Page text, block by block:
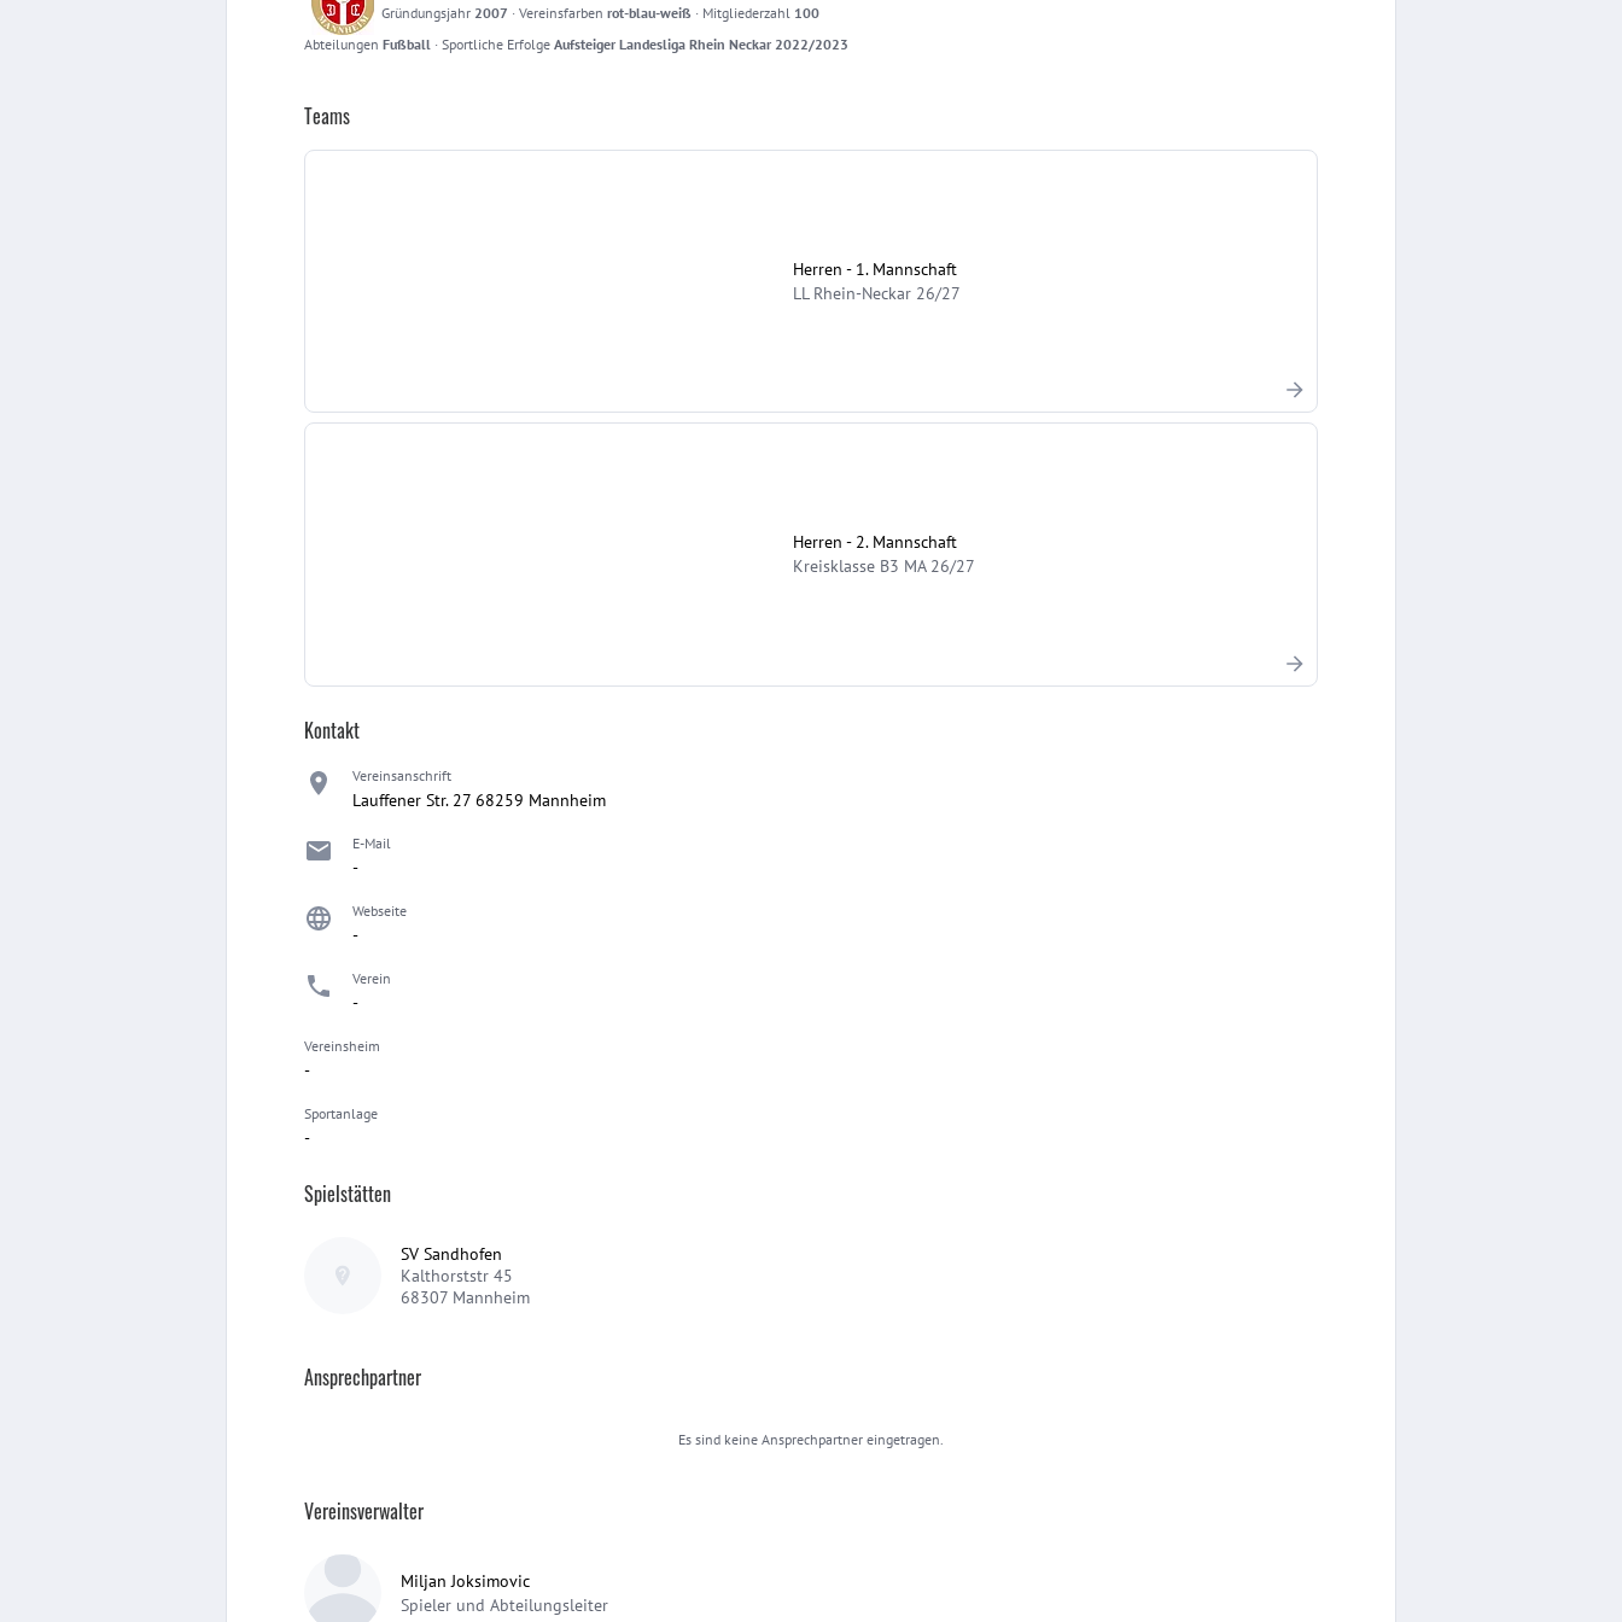
Gründungsjahr 2007 · Vereinsfarben rot-blau-weiß · Mitgliederzahl 100
Abteilungen Fußball · Sportliche Erfolge Aufsteiger Landesliga Rhein Neckar 2022/2023
Teams
Herren - 1. Mannschaft
LL Rhein-Neckar 26/27
Herren - 2. Mannschaft
Kreisklasse B3 MA 26/27
Kontakt
Vereinsanschrift
Lauffener Str. 27 68259 Mannheim
E-Mail
-
Webseite
-
Verein
-
Vereinsheim
-
Sportanlage
-
Spielstätten
SV Sandhofen
Kalthorststr 45
68307 Mannheim
Ansprechpartner
Es sind keine Ansprechpartner eingetragen.
Vereinsverwalter
Miljan Joksimovic
Spieler und Abteilungsleiter